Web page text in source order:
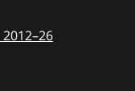
2012–26